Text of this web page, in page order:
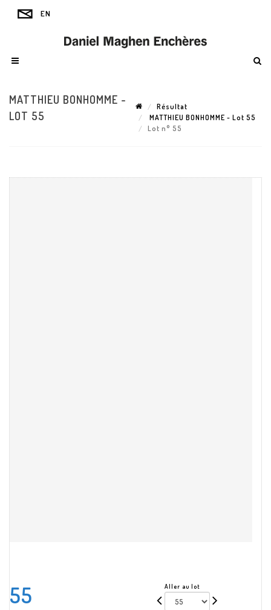
MATTHIEU BONHOMME -
LOT 55
Résultat
MATTHIEU BONHOMME - Lot 55
Lot n° 55
55 Aller au lot